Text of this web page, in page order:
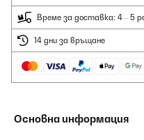
Време за доставка: 4 - 5
14 дни за връщане
Основна информация